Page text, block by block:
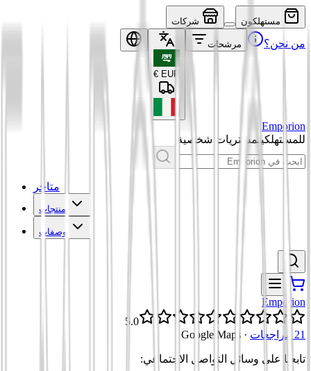
مستهلكون شركات
من نحن؟ مرشحات
EUR
€
Emporion
للمستهلكينمشتريات شخصية
متاجر
منتجات
وصفات
Emporion
5.0
21 مراجعات
·
Google Maps
تابعنا على وسائل التواصل الاجتماعي: